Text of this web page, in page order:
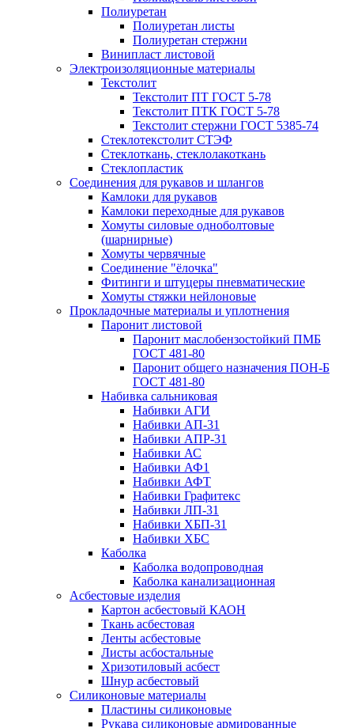
Полиуретан
Полиуретан листы
Полиуретан стержни
Винипласт листовой
Электроизоляционные материалы
Текстолит
Текстолит ПТ ГОСТ 5-78
Текстолит ПТК ГОСТ 5-78
Текстолит стержни ГОСТ 5385-74
Стеклотекстолит СТЭФ
Стеклоткань, стеклолакоткань
Стеклопластик
Соединения для рукавов и шлангов
Камлоки для рукавов
Камлоки переходные для рукавов
Хомуты силовые одноболтовые
(шарнирные)
Хомуты червячные
Соединение "ёлочка"
Фитинги и штуцеры пневматические
Хомуты стяжки нейлоновые
Прокладочные материалы и уплотнения
Паронит листовой
Паронит маслобензостойкий ПМБ
ГОСТ 481-80
Паронит общего назначения ПОН-Б
ГОСТ 481-80
Набивка сальниковая
Набивки АГИ
Набивки АП-31
Набивки АПР-31
Набивки АС
Набивки АФ1
Набивки АФТ
Набивки Графитекс
Набивки ЛП-31
Набивки ХБП-31
Набивки ХБС
Каболка
Каболка водопроводная
Каболка канализационная
Асбестовые изделия
Картон асбестовый КАОН
Ткань асбестовая
Ленты асбестовые
Листы асбостальные
Хризотиловый асбеcт
Шнур асбестовый
Силиконовые материалы
Пластины силиконовые
Рукава силиконовые армированные